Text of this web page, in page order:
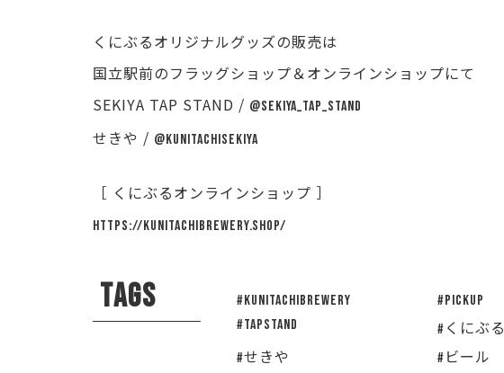
くにぶるオリジナルグッズの販売は
国立駅前のフラッグショップ＆オンラインショップにて
SEKIYA TAP STAND / @sekiya_tap_stand
せきや / @kunitachisekiya
［ くにぶるオンラインショップ ］
https://kunitachibrewery.shop/
TAGS #KUNITACHIBREWERY #pickup
#tapstand
#くにぶる
#せきや
#ビール